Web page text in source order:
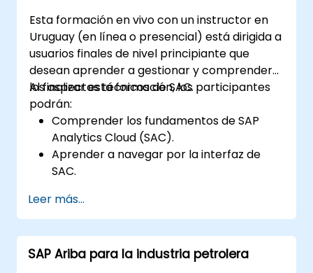
Esta formación en vivo con un instructor en
Uruguay (en línea o presencial) está dirigida a
usuarios finales de nivel principiante que
desean aprender a gestionar y comprender
los aspectos técnicos de SAC.
Al finalizar esta formación, los participantes
podrán:
Comprender los fundamentos de SAP
Analytics Cloud (SAC).
Aprender a navegar por la interfaz de
SAC.
Diseñar paneles interactivos y
visualizaciones.
Utilizar las funciones de SAC para la
exploración y el análisis de datos.
Leer más...
SAP Ariba para la industria petrolera